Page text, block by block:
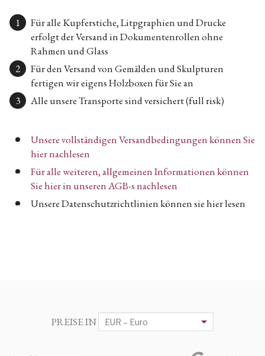
Für alle Kupferstiche, Litpgraphien und Drucke
erfolgt der Versand in Dokumentenrollen ohne
Rahmen und Glass
Für den Versand von Gemälden und Skulpturen
fertigen wir eigens Holzboxen für Sie an
Alle unsere Transporte sind versichert (full risk)
Unsere vollständigen Versandbedingungen können Sie
hier nachlesen
Für alle weiteren, allgemeinen Informationen können
Sie hier in unseren AGB-s nachlesen
Unsere Datenschutzrichtlinien können sie hier lesen
PREISE IN